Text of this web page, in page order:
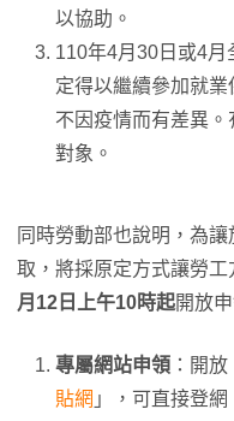
以協助。
110年4月30日或4
定得以繼續參加就業
不因疫情而有差異
對象。
同時勞動部也說明，為
取，將採原定方式讓勞
月12日上午10時起開放申
專屬網站申領 ：開放
貼網 」，可直接登